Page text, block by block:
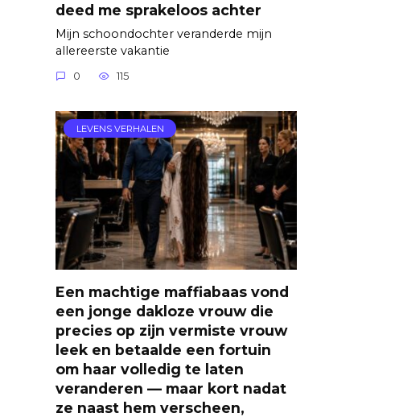
deed me sprakeloos achter
Mijn schoondochter veranderde mijn
allereerste vakantie
0 115
LEVENS VERHALEN
Een machtige maffiabaas vond
een jonge dakloze vrouw die
precies op zijn vermiste vrouw
leek en betaalde een fortuin
om haar volledig te laten
veranderen — maar kort nadat
ze naast hem verscheen,